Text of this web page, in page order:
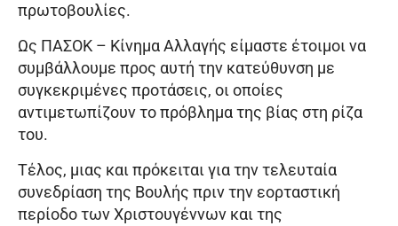
πρωτοβουλίες.
Ως ΠΑΣΟΚ – Κίνημα Αλλαγής είμαστε έτοιμοι να
συμβάλλουμε προς αυτή την κατεύθυνση με
συγκεκριμένες προτάσεις, οι οποίες
αντιμετωπίζουν το πρόβλημα της βίας στη ρίζα
του.
Τέλος, μιας και πρόκειται για την τελευταία
συνεδρίαση της Βουλής πριν την εορταστική
περίοδο των Χριστουγέννων και της